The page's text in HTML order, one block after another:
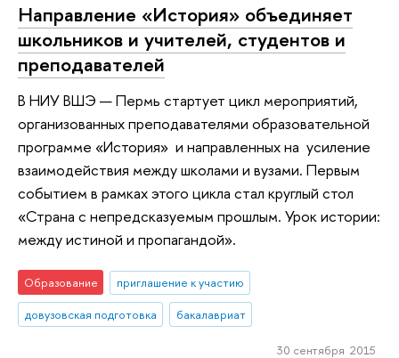
Направление «История» объединяет
школьников и учителей, студентов и
преподавателей
В НИУ ВШЭ — Пермь стартует цикл мероприятий,
организованных преподавателями образовательной
программе «История» и направленных на усиление
взаимодействия между школами и вузами. Первым
событием в рамках этого цикла стал круглый стол
«Страна с непредсказуемым прошлым. Урок истории:
между истиной и пропагандой».
Образование
приглашение к участию
довузовская подготовка
бакалавриат
30 сентября 2015